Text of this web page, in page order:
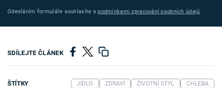
Odesláním formuláře souhlasíte spodmínkami zpracování osobních údajů
SDÍLEJTE ČLÁNEK
ŠTÍTKY JÍDLO ZDRAVÍ ŽIVOTNÍ STYL
CHLEBA